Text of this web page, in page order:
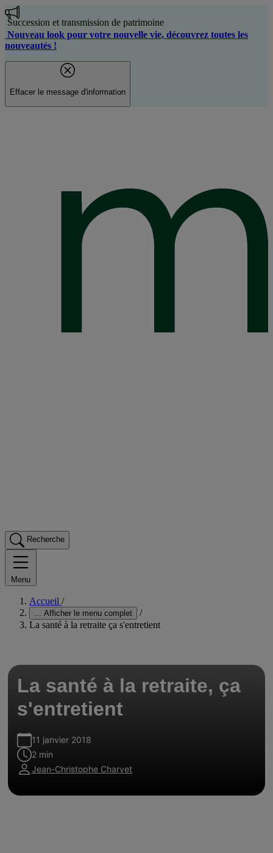
Aller
au
contenu
principal
Nouveau look pour votre nouvelle vie, découvrez toutes les
nouveautés !
Effacer le message d'information
Recherche
Menu
Accueil /
Afficher le menu complet
/
La santé à la retraite ça s'entretient
La santé à la retraite, ça
s'entretient
11 janvier 2018
2 min
Jean-Christophe Charvet
Succession et transmission de patrimoine